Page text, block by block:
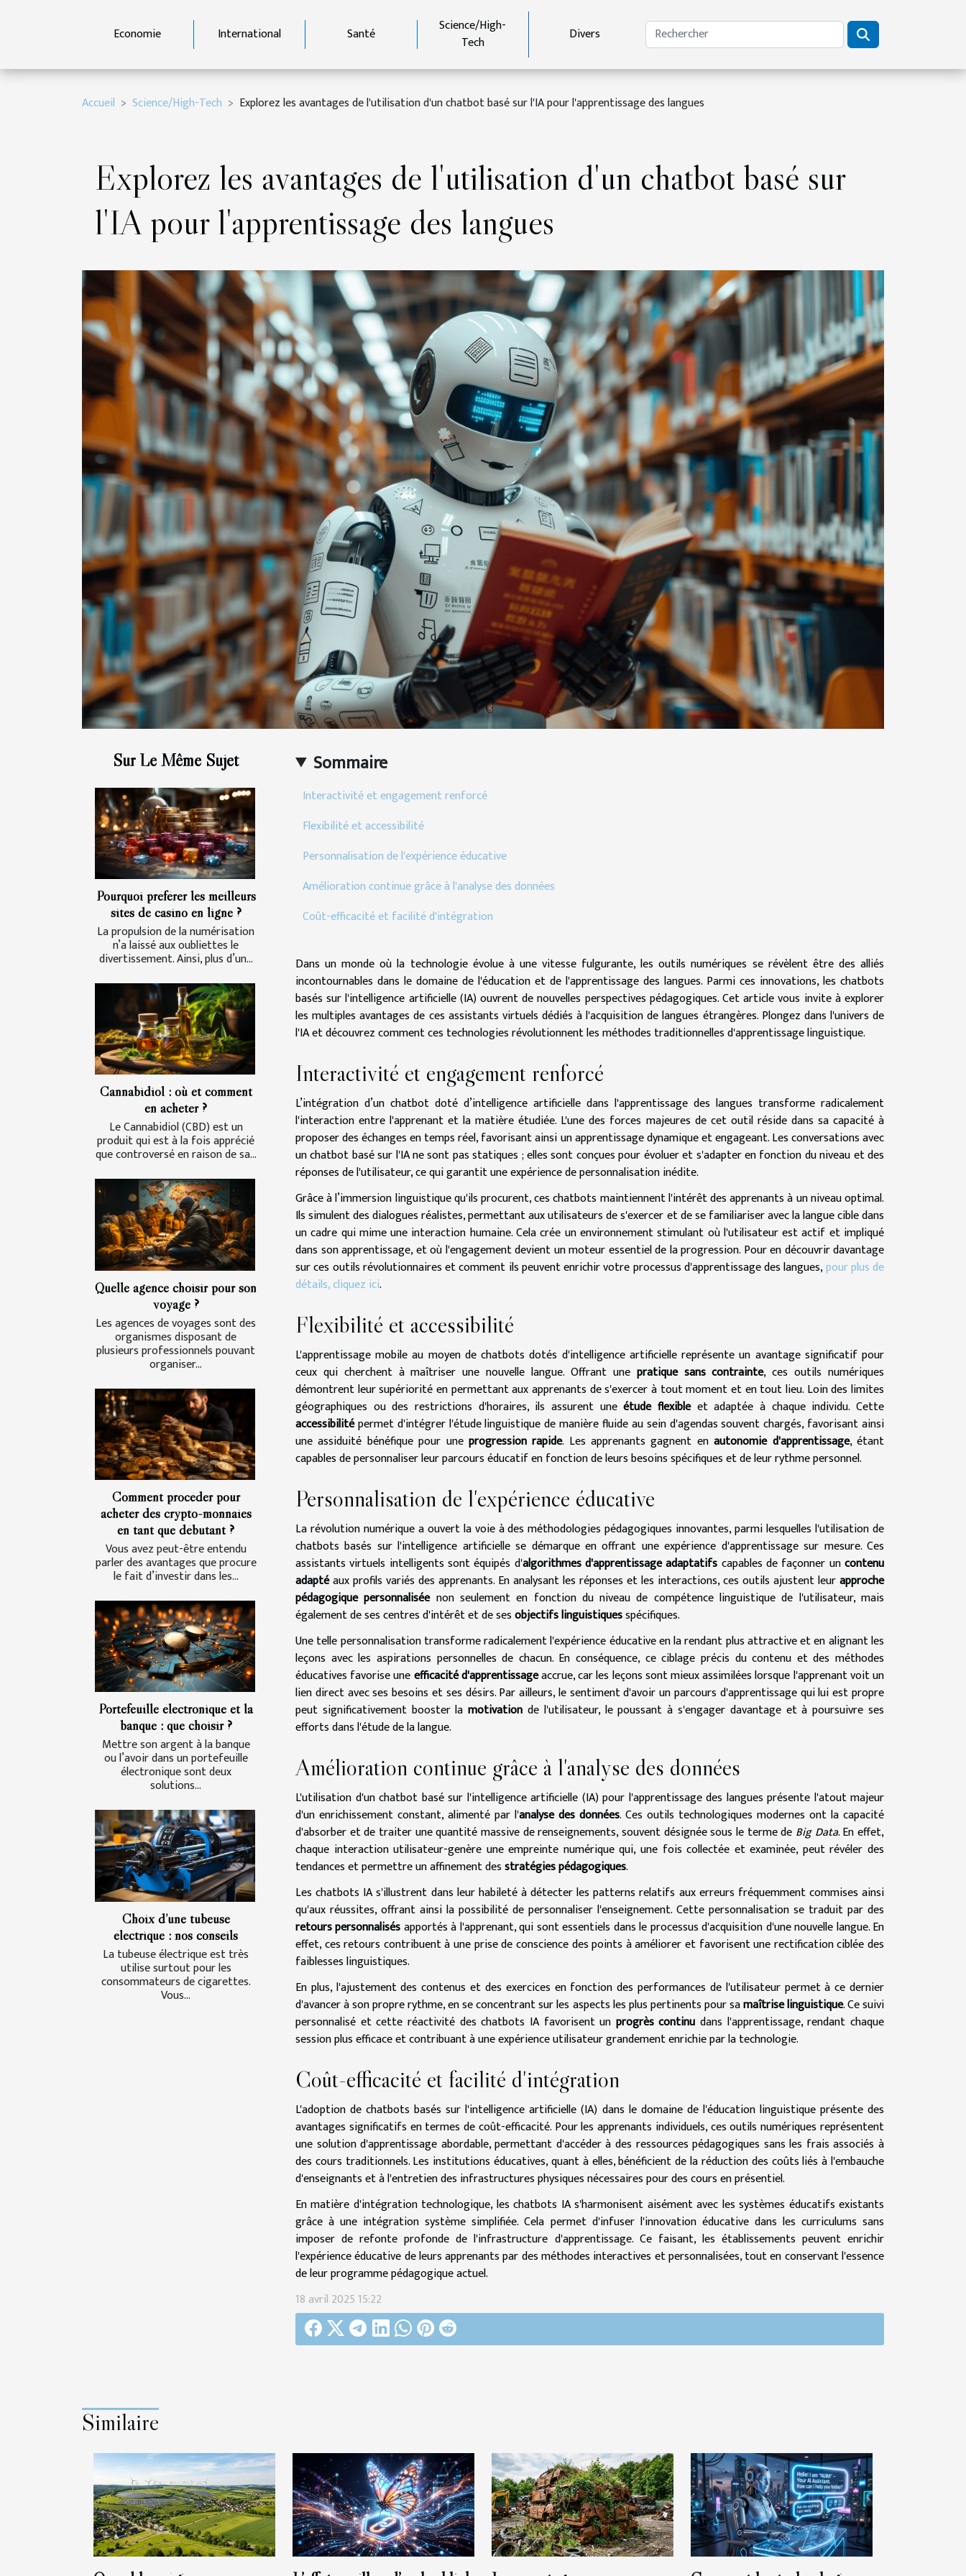
Economie International Santé
Science/High-
Tech
Divers
Accueil Science/High-Tech Explorez les avantages de l'utilisation d'un chatbot basé sur l'IA pour l'apprentissage des langues
Explorez les avantages de l'utilisation d'un chatbot basé sur
l'IA pour l'apprentissage des langues
Sur Le Même Sujet
Pourquoi préférer les meilleurs
sites de casino en ligne ?
La propulsion de la numérisation
n’a laissé aux oubliettes le
divertissement. Ainsi, plus d’un...
Cannabidiol : où et comment
en acheter ?
Le Cannabidiol (CBD) est un
produit qui est à la fois apprécié
que controversé en raison de sa...
Quelle agence choisir pour son
voyage ?
Les agences de voyages sont des
organismes disposant de
plusieurs professionnels pouvant
organiser...
Comment procéder pour
acheter des crypto-monnaies
en tant que débutant ?
Vous avez peut-être entendu
parler des avantages que procure
le fait d’investir dans les...
Portefeuille électronique et la
banque : que choisir ?
Mettre son argent à la banque
ou l’avoir dans un portefeuille
électronique sont deux
solutions...
Choix d’une tubeuse
électrique : nos conseils
La tubeuse électrique est très
utilise surtout pour les
consommateurs de cigarettes.
Vous...
Sommaire
Interactivité et engagement renforcé
Flexibilité et accessibilité
Personnalisation de l'expérience éducative
Amélioration continue grâce à l'analyse des données
Coût-efficacité et facilité d'intégration
Dans un monde où la technologie évolue à une vitesse fulgurante, les outils numériques se révèlent être des alliés
incontournables dans le domaine de l'éducation et de l'apprentissage des langues. Parmi ces innovations, les chatbots
basés sur l'intelligence artificielle (IA) ouvrent de nouvelles perspectives pédagogiques. Cet article vous invite à explorer
les multiples avantages de ces assistants virtuels dédiés à l'acquisition de langues étrangères. Plongez dans l'univers de
l'IA et découvrez comment ces technologies révolutionnent les méthodes traditionnelles d'apprentissage linguistique.
Interactivité et engagement renforcé
L’intégration d’un chatbot doté d’intelligence artificielle dans l'apprentissage des langues transforme radicalement
l'interaction entre l'apprenant et la matière étudiée. L'une des forces majeures de cet outil réside dans sa capacité à
proposer des échanges en temps réel, favorisant ainsi un apprentissage dynamique et engageant. Les conversations avec
un chatbot basé sur l'IA ne sont pas statiques ; elles sont conçues pour évoluer et s'adapter en fonction du niveau et des
réponses de l'utilisateur, ce qui garantit une expérience de personnalisation inédite.
Grâce à l’immersion linguistique qu'ils procurent, ces chatbots maintiennent l'intérêt des apprenants à un niveau optimal.
Ils simulent des dialogues réalistes, permettant aux utilisateurs de s'exercer et de se familiariser avec la langue cible dans
un cadre qui mime une interaction humaine. Cela crée un environnement stimulant où l'utilisateur est actif et impliqué
dans son apprentissage, et où l'engagement devient un moteur essentiel de la progression. Pour en découvrir davantage
sur ces outils révolutionnaires et comment ils peuvent enrichir votre processus d'apprentissage des langues,pour plus de
détails, cliquez ici.
Flexibilité et accessibilité
L'apprentissage mobile au moyen de chatbots dotés d'intelligence artificielle représente un avantage significatif pour
ceux qui cherchent à maîtriser une nouvelle langue. Offrant une pratique sans contrainte, ces outils numériques
démontrent leur supériorité en permettant aux apprenants de s'exercer à tout moment et en tout lieu. Loin des limites
géographiques ou des restrictions d'horaires, ils assurent uneétude flexibleet adaptée à chaque individu. Cette
accessibilitépermet d'intégrer l'étude linguistique de manière fluide au sein d'agendas souvent chargés, favorisant ainsi
une assiduité bénéfique pour une progression rapide. Les apprenants gagnent enautonomie d'apprentissage, étant
capables de personnaliser leur parcours éducatif en fonction de leurs besoins spécifiques et de leur rythme personnel.
Personnalisation de l'expérience éducative
La révolution numérique a ouvert la voie à des méthodologies pédagogiques innovantes, parmi lesquelles l'utilisation de
chatbots basés sur l'intelligence artificielle se démarque en offrant une expérience d'apprentissage sur mesure. Ces
assistants virtuels intelligents sont équipés d'algorithmes d'apprentissage adaptatifs capables de façonner uncontenu
adaptéaux profils variés des apprenants. En analysant les réponses et les interactions, ces outils ajustent leurapproche
pédagogique personnaliséenon seulement en fonction du niveau de compétence linguistique de l'utilisateur, mais
également de ses centres d'intérêt et de sesobjectifs linguistiquesspécifiques.
Une telle personnalisation transforme radicalement l'expérience éducative en la rendant plus attractive et en alignant les
leçons avec les aspirations personnelles de chacun. En conséquence, ce ciblage précis du contenu et des méthodes
éducatives favorise uneefficacité d'apprentissageaccrue, car les leçons sont mieux assimilées lorsque l'apprenant voit un
lien direct avec ses besoins et ses désirs. Par ailleurs, le sentiment d'avoir un parcours d'apprentissage qui lui est propre
peut significativement booster lamotivation de l'utilisateur, le poussant à s'engager davantage et à poursuivre ses
efforts dans l'étude de la langue.
Amélioration continue grâce à l'analyse des données
L'utilisation d'un chatbot basé sur l'intelligence artificielle (IA) pour l'apprentissage des langues présente l'atout majeur
d'un enrichissement constant, alimenté par l'analyse des données. Ces outils technologiques modernes ont la capacité
d'absorber et de traiter une quantité massive de renseignements, souvent désignée sous le terme de Big Data. En effet,
chaque interaction utilisateur-genère une empreinte numérique qui, une fois collectée et examinée, peut révéler des
tendances et permettre un affinement desstratégies pédagogiques.
Les chatbots IA s'illustrent dans leur habileté à détecter les patterns relatifs aux erreurs fréquemment commises ainsi
qu'aux réussites, offrant ainsi la possibilité de personnaliser l'enseignement. Cette personnalisation se traduit par des
retours personnalisésapportés à l'apprenant, qui sont essentiels dans le processus d'acquisition d'une nouvelle langue. En
effet, ces retours contribuent à une prise de conscience des points à améliorer et favorisent une rectification ciblée des
faiblesses linguistiques.
En plus, l'ajustement des contenus et des exercices en fonction des performances de l'utilisateur permet à ce dernier
d'avancer à son propre rythme, en se concentrant sur les aspects les plus pertinents pour samaîtrise linguistique. Ce suivi
personnalisé et cette réactivité des chatbots IA favorisent un progrès continu dans l'apprentissage, rendant chaque
session plus efficace et contribuant à une expérience utilisateur grandement enrichie par la technologie.
Coût-efficacité et facilité d'intégration
L'adoption de chatbots basés sur l'intelligence artificielle (IA) dans le domaine de l'éducation linguistique présente des
avantages significatifs en termes de coût-efficacité. Pour les apprenants individuels, ces outils numériques représentent
une solution d'apprentissage abordable, permettant d'accéder à des ressources pédagogiques sans les frais associés à
des cours traditionnels. Les institutions éducatives, quant à elles, bénéficient de la réduction des coûts liés à l'embauche
d'enseignants et à l'entretien des infrastructures physiques nécessaires pour des cours en présentiel.
En matière d'intégration technologique, les chatbots IA s'harmonisent aisément avec les systèmes éducatifs existants
grâce à une intégration système simplifiée. Cela permet d'infuser l'innovation éducative dans les curriculums sans
imposer de refonte profonde de l'infrastructure d'apprentissage. Ce faisant, les établissements peuvent enrichir
l'expérience éducative de leurs apprenants par des méthodes interactives et personnalisées, tout en conservant l'essence
de leur programme pédagogique actuel.
18 avril 2025 15:22
Similaire